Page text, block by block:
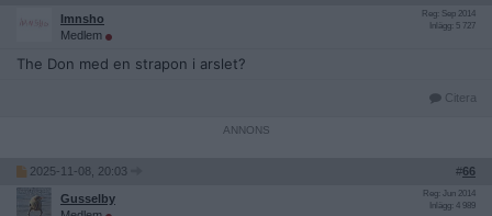
Imnsho
Medlem
Reg: Sep 2014
Inlägg: 5 727
The Don med en strapon i arslet?
Citera
2025-11-08, 20:03 #66
Gusselby
Reg: Jun 2014
Inlägg: 4 989